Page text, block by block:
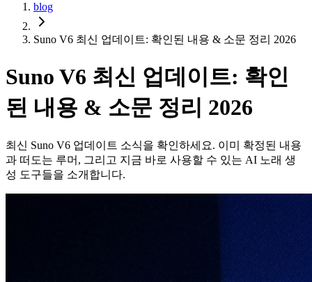
blog
Suno V6 최신 업데이트: 확인된 내용 & 소문 정리 2026
Suno V6 최신 업데이트: 확인
된 내용 & 소문 정리 2026
최신 Suno V6 업데이트 소식을 확인하세요. 이미 확정된 내용
과 떠도는 루머, 그리고 지금 바로 사용할 수 있는 AI 노래 생
성 도구들을 소개합니다.